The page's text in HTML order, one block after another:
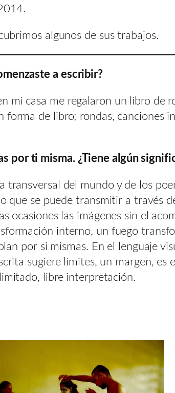
algunos de sus trabajos.
a escribir?
mi casa me regalaron un libro de
de libro; rondas, canciones
por ti misma. ¿Tiene algún
del mundo y de los
se puede transmitir a través
ocasiones las imágenes sin el
interno, un fuego
por si mismas. En el lenguaje
sugiere límites, un margen, es
libre interpretación.